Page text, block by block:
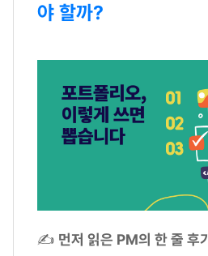
야 할까?
✍ 먼저 읽은 PM의 한 줄 후기